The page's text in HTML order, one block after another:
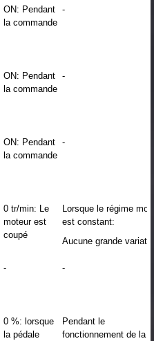
ON: Pendant
la commande
-
ON: Pendant
la commande
-
ON: Pendant
la commande
-
0 tr/min: Le
moteur est
coupé
Lorsque le régime
est constant:
Aucune grande
- -
0 %: lorsque
la pédale
Pendant le
fonctionnement de la